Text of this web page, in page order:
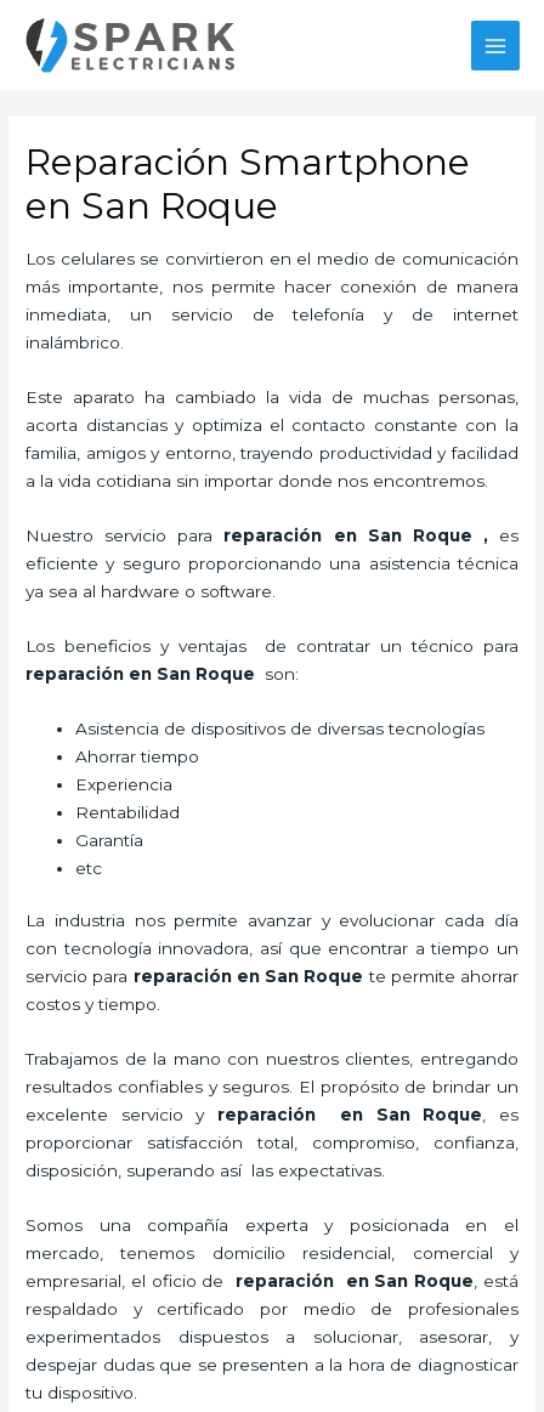
contenido
Reparación Smartphone
en San Roque
Los celulares se convirtieron en el medio de comunicación
más importante, nos permite hacer conexión de manera
inmediata, un servicio de telefonía y de internet
inalámbrico.
Este aparato ha cambiado la vida de muchas personas,
acorta distancias y optimiza el contacto constante con la
familia, amigos y entorno, trayendo productividad y facilidad
a la vida cotidiana sin importar donde nos encontremos.
Nuestro servicio para reparación en San Roque ,es
eficiente y seguro proporcionando una asistencia técnica
ya sea al hardware o software.
Los beneficios y ventajas de contratar un técnico para
reparación en San Roque son:
Asistencia de dispositivos de diversas tecnologías
Ahorrar tiempo
Experiencia
Rentabilidad
Garantía
etc
La industria nos permite avanzar y evolucionar cada día
con tecnología innovadora, así que encontrar a tiempo un
servicio para reparación en San Roque te permite ahorrar
costos y tiempo.
Trabajamos de la mano con nuestros clientes, entregando
resultados confiables y seguros. El propósito de brindar un
excelente servicio y reparaciónen San Roque , es
proporcionar satisfacción total, compromiso, confianza,
disposición, superando así las expectativas.
Somos una compañía experta y posicionada en el
mercado, tenemos domicilio residencial, comercial y
empresarial, el oficio de reparación en San Roque , está
respaldado y certificado por medio de profesionales
experimentados dispuestos a solucionar, asesorar, y
despejar dudas que se presenten a la hora de diagnosticar
tu dispositivo.